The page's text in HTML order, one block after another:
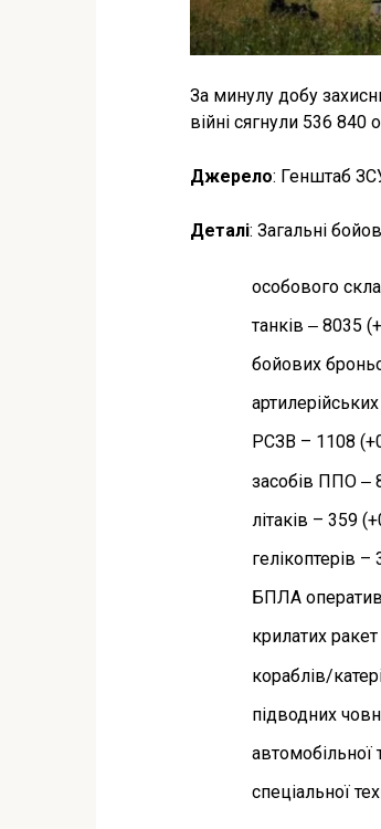
За минулу добу
війні сягнули 536 840
Джерело: Генштаб
Деталі: Загальні
особового
танків ‒ 8035
бойових
РСЗВ – 1108
засобів ППО ‒
літаків – 359
гелікоптерів –
БПЛА
крилатих
кораблів/
підводних
автомобільної
спеціальної